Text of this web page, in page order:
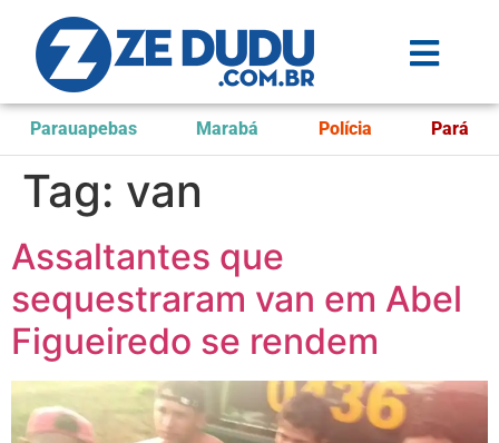
Parauapebas Marabá Polícia Pará
Tag: van
Assaltantes que
sequestraram van em Abel
Figueiredo se rendem